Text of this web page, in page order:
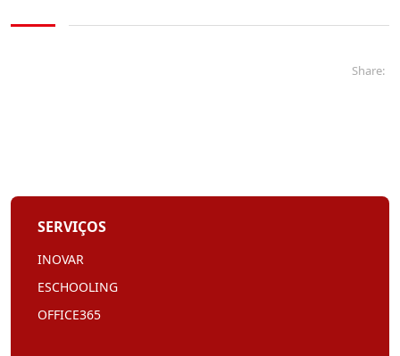
Share:
SERVIÇOS
INOVAR
ESCHOOLING
OFFICE365